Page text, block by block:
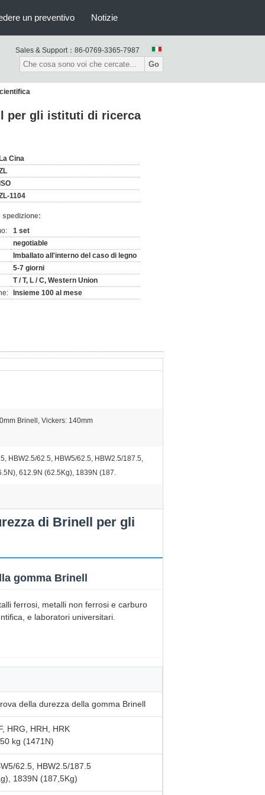
un preventivo Notizie
Sales & Support： 86-0769-3365-7987
Go
per gli istituti di ricerca
La Cina
ISO
1104
spedizione:
1 set
negotiable
Imballato all'interno del caso di legno
5-7 giorni
T / T, L / C, Western Union
Insieme 100 al mese
Brinell, Vickers: 140mm
HBW2.5/62.5, HBW5/62.5, HBW2.5/187.5,
612.9N (62.5Kg), 1839N (187.
di Brinell per gli
gomma Brinell
ferrosi, metalli non ferrosi e carburo
e laboratori universitari.
della durezza della gomma Brinell
HRG, HRH, HRK
kg (1471N)
62.5, HBW2.5/187.5
1839N (187,5Kg)